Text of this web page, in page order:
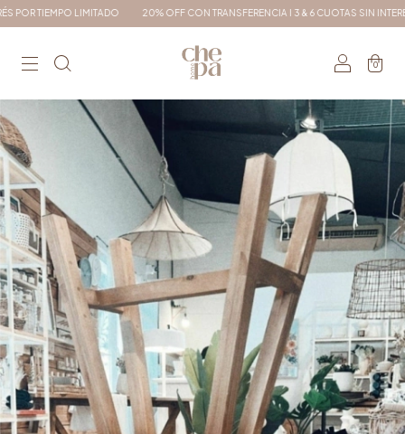
TIEMPO LIMITADO 20% OFF CON TRANSFERENCIA I 3 & 6 CUOTAS SIN INTERÉS
0